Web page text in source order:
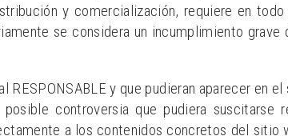
y comercialización, requiere en
se considera un incumplimiento
y que pudieran aparecer en
controversia que pudiera suscitarse
a los contenidos concretos del